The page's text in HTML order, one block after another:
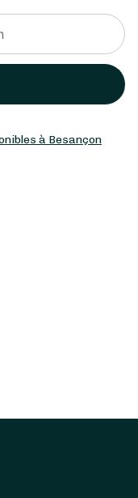
à Besançon